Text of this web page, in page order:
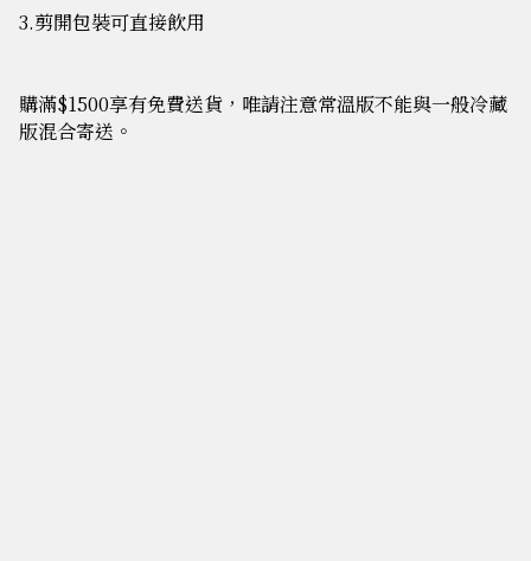
3.剪開包裝可直接飲用
購滿$1500享有免費送貨，唯請注意常溫版不能與一般冷藏
版混合寄送。